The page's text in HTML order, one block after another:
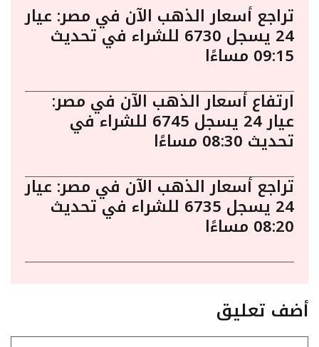
تراجع أسعار الذهب الآن في مصر: عيار
24 يسجل 6730 للشراء في تحديث
09:15 مساءًا
ارتفاع أسعار الذهب الآن في مصر:
عيار 24 يسجل 6745 للشراء في
تحديث 08:30 مساءًا
تراجع أسعار الذهب الآن في مصر: عيار
24 يسجل 6735 للشراء في تحديث
08:20 مساءًا
أضف تعليق